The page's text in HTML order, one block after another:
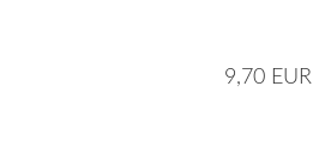
9,70 EUR